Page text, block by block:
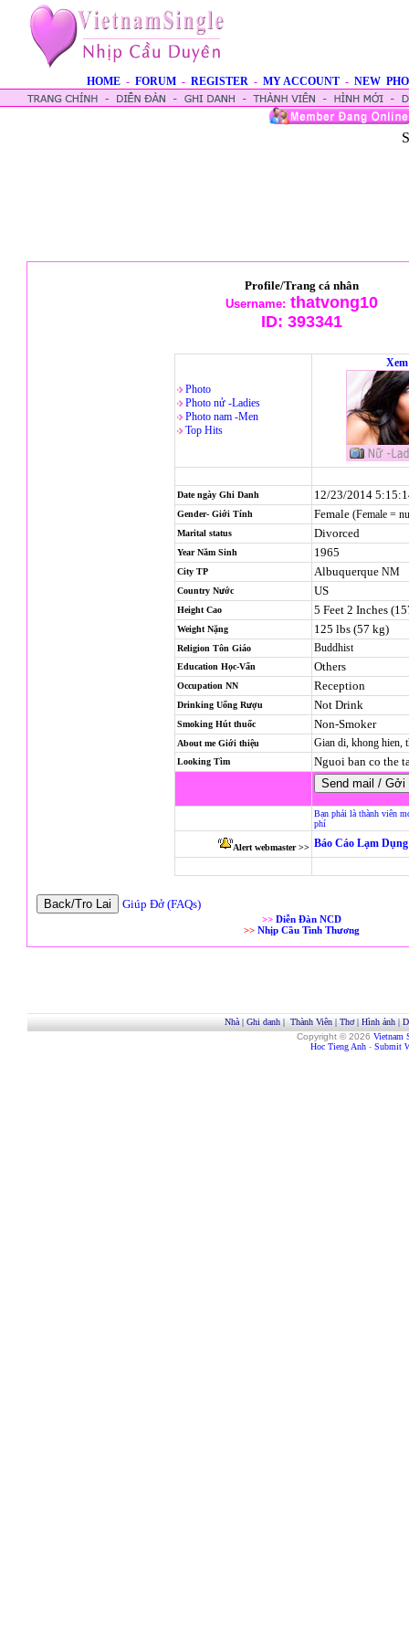
HOME - FORUM - REGISTER - MY ACCOUNT - NEW
Profile/Trang cá nhân
Username: thatvong10
ID: 393341
Photo
Photo nử -Ladies
Photo nam -Men
Top Hits
Date ngày Ghi Danh 12/23/2014
Gender- Giới Tính Female (Female =
Marital status Divorced
Year Năm Sinh 1965
City TP Albuquerque NM
Country Nước US
Height Cao 5 Feet 2 Inches
Weight Nặng 125 lbs (57 kg)
Religion Tôn Giáo Buddhist
Education Học-Vấn Others
Occupation NN Reception
Drinking Uống Rượu Not Drink
Smoking Hút thuốc Non-Smoker
About me Giới thiệu Gian di, khong hien,
Looking Tìm Nguoi ban co the
Bạn phải là thành viên
phí
Alert webmaster >> Báo Cáo Lạm
Giúp Đở (FAQs)
>> Diễn Đàn NCD
>> Nhịp Cầu Tình Thương
Nhà| Ghi danh| Thành Viên| Thơ| Hình ảnh|
Copyright © 2026 Vietnam
Hoc Tieng Anh - Submit